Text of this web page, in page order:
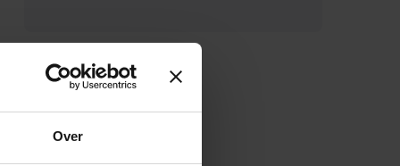
(Opent in een nieuw tabblad)
Over